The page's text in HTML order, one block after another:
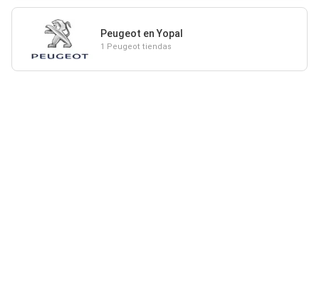
Peugeot en Yopal
1 Peugeot tiendas